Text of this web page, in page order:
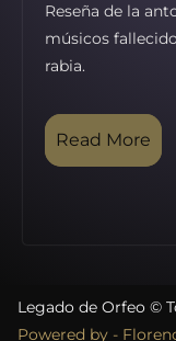
Reseña de la
músicos
rabia.
Read More
Legado de Orfeo ©
Powered by -